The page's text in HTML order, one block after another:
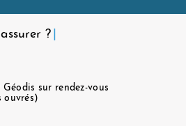
?
sur rendez-vous
ouvrés)